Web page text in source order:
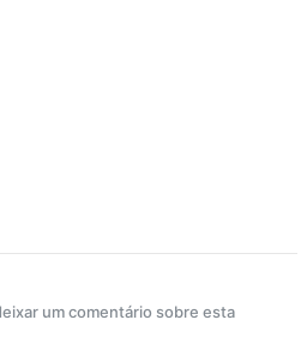
um comentário sobre esta